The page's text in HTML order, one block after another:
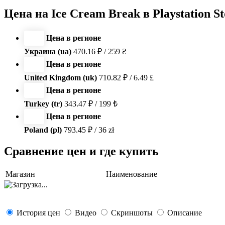
Цена на Ice Cream Break в Playstation
Цена в регионе
Украина (ua) 470.16 ₽ / 259 ₴
Цена в регионе
United Kingdom (uk) 710.82 ₽ / 6.49 £
Цена в регионе
Turkey (tr) 343.47 ₽ / 199 ₺
Цена в регионе
Poland (pl) 793.45 ₽ / 36 zł
Сравнение цен и где купить
Магазин Наименование
История цен Видео Скриншоты Описание